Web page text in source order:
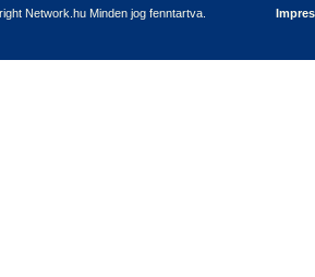
Network.hu Minden jog fenntartva.